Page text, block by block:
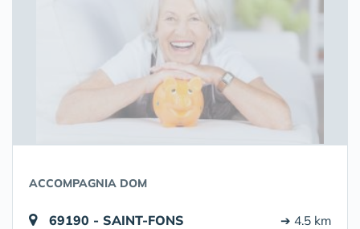
ACCOMPAGNIA DOM
69190 - SAINT-FONS ➔ 4.5 km